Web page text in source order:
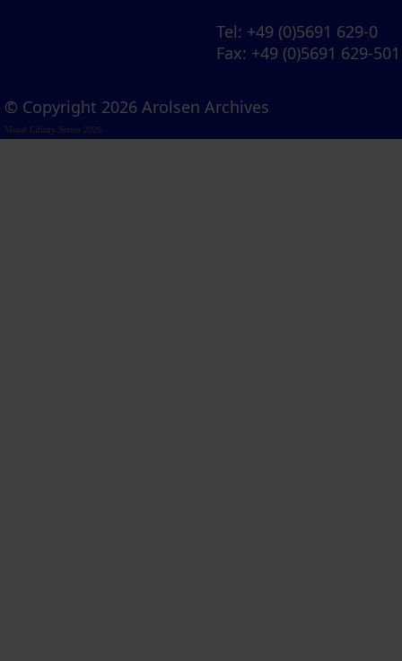
Tel: +49 (0)5691 629-0
Fax: +49 (0)5691 629-501
© Copyright 2026 Arolsen Archives
Visual Library Server 2026